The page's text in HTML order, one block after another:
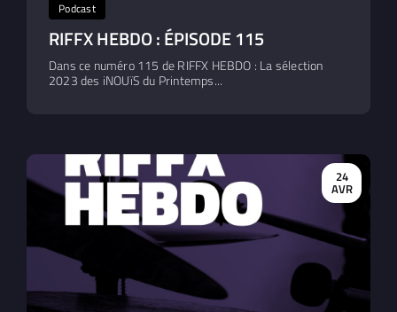
Podcast
RIFFX HEBDO : ÉPISODE 115
Dans ce numéro 115 de RIFFX HEBDO : La sélection
2023 des iNOUïS du Printemps...
24
AVR